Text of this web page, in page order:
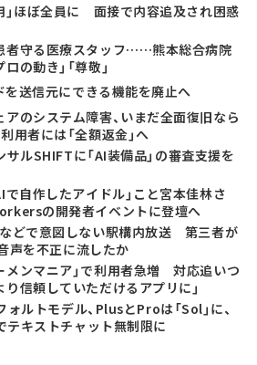
」ほぼ全員に 面接で内容追及され困惑
者守る医療スタッフ……熊本総合病院
の動き」「尊敬」
を送信元にできる機能を廃止へ
アのシステム障害、いまだ全面復旧なら
者には「全額返金」へ
サルSHIFTに「AI装備品」の審査支援を
で自作したアイドル」こと宮本佳林さ
の開発者イベントに登壇へ
などで意図しない駅構内放送 第三者が
声を不正に流したか
メンマニア」で利用者急増 対応追いつ
信頼していただけるアプリに」
ォルトモデル、PlusとProは「Sol」に、
テキストチャット無制限に